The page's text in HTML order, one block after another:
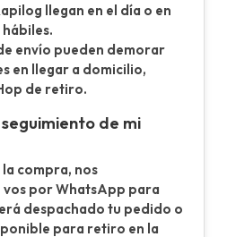
llegan en el día o en
envío pueden demorar
en llegar a domicilio,
de retiro.
de mi
compra, nos
vos por WhatsApp para
despachado tu pedido o
para retiro en la